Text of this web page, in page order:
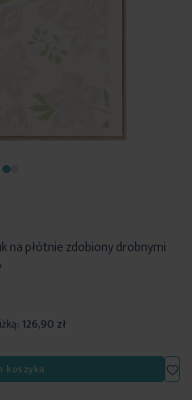
na płótnie zdobiony drobnymi
126,90 zł
koszyka